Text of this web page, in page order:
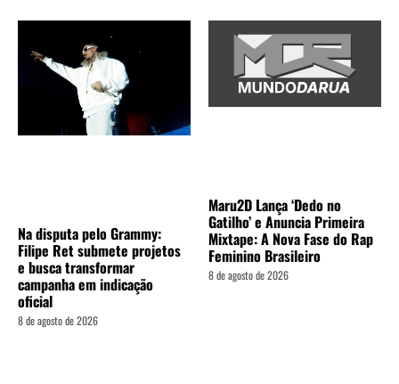
Na disputa pelo Grammy:
Filipe Ret submete projetos
e busca transformar
campanha em indicação
oficial
8 de agosto de 2026
Maru2D Lança ‘Dedo no
Gatilho’ e Anuncia Primeira
Mixtape: A Nova Fase do Rap
Feminino Brasileiro
8 de agosto de 2026